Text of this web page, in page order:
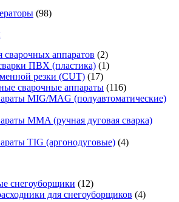
(98)
сварочных аппаратов (2)
ПВХ (пластика) (1)
резки (CUT) (17)
сварочные аппараты (116)
MIG/MAG (полуавтоматические)
MMA (ручная дуговая сварка)
TIG (аргонодуговые) (4)
снегоуборщики (12)
для снегоуборщиков (4)